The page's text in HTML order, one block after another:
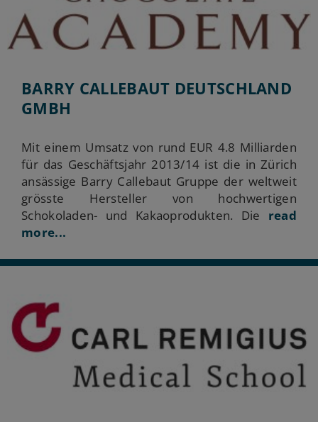
BARRY CALLEBAUT DEUTSCHLAND
GMBH
Mit einem Umsatz von rund EUR 4.8 Milliarden
für das Geschäftsjahr 2013/14 ist die in Zürich
ansässige Barry Callebaut Gruppe der weltweit
grösste Hersteller von hochwertigen
Schokoladen- und Kakaoprodukten. Die read
more...